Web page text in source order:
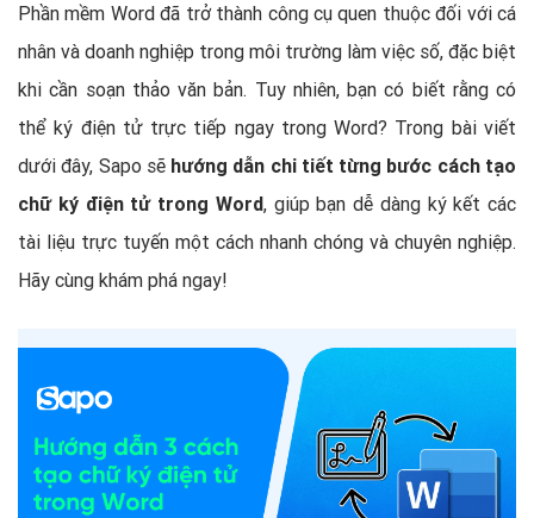
Phần mềm Word đã trở thành công cụ quen thuộc đối với cá
nhân và doanh nghiệp trong môi trường làm việc số, đặc biệt
khi cần soạn thảo văn bản. Tuy nhiên, bạn có biết rằng có
thể ký điện tử trực tiếp ngay trong Word? Trong bài viết
dưới đây, Sapo sẽ hướng dẫn chi tiết từng bước cách tạo
chữ ký điện tử trong Word, giúp bạn dễ dàng ký kết các
tài liệu trực tuyến một cách nhanh chóng và chuyên nghiệp.
Hãy cùng khám phá ngay!